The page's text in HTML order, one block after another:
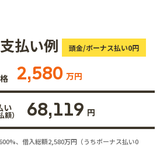
払い例 頭金/ボーナス払い0円
2,580 万円
い
） 68,119 円
、借入総額2,580万円（うちボーナス払い0